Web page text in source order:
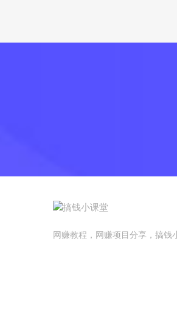
网赚教程，网赚项目分享，搞钱